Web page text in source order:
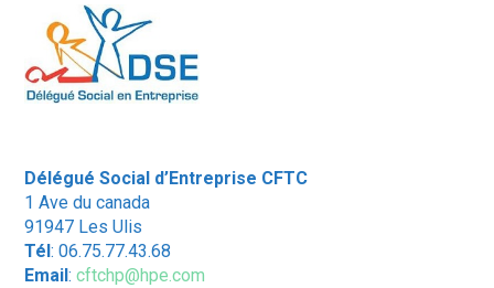
Délégué Social d’Entreprise CFTC
1 Ave du canada
91947 Les Ulis
Tél: 06.75.77.43.68
Email:cftchp@hpe.com